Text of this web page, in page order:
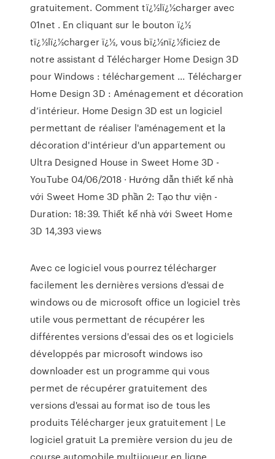
gratuitement. Comment tï¿½lï¿½charger avec
01net . En cliquant sur le bouton ï¿½
tï¿½lï¿½charger ï¿½, vous bï¿½nï¿½ficiez de
notre assistant d Télécharger Home Design 3D
pour Windows : téléchargement ... Télécharger
Home Design 3D : Aménagement et décoration
d’intérieur. Home Design 3D est un logiciel
permettant de réaliser l'aménagement et la
décoration d'intérieur d'un appartement ou
Ultra Designed House in Sweet Home 3D -
YouTube 04/06/2018 · Hướng dẫn thiết kế nhà
với Sweet Home 3D phần 2: Tạo thư viện -
Duration: 18:39. Thiết kế nhà với Sweet Home
3D 14,393 views
Avec ce logiciel vous pourrez télécharger
facilement les dernières versions d'essai de
windows ou de microsoft office un logiciel très
utile vous permettant de récupérer les
différentes versions d'essai des os et logiciels
développés par microsoft windows iso
downloader est un programme qui vous
permet de récupérer gratuitement des
versions d'essai au format iso de tous les
produits Télécharger jeux gratuitement | Le
logiciel gratuit La première version du jeu de
course automobile multijoueur en ligne